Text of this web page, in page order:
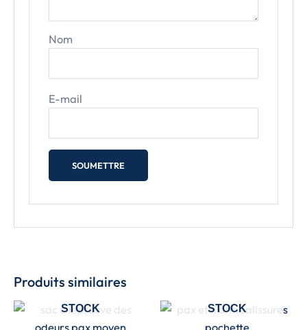
Nom
E-mail
Produits similaires
EN RUPTURE DE
STOCK
STOCK